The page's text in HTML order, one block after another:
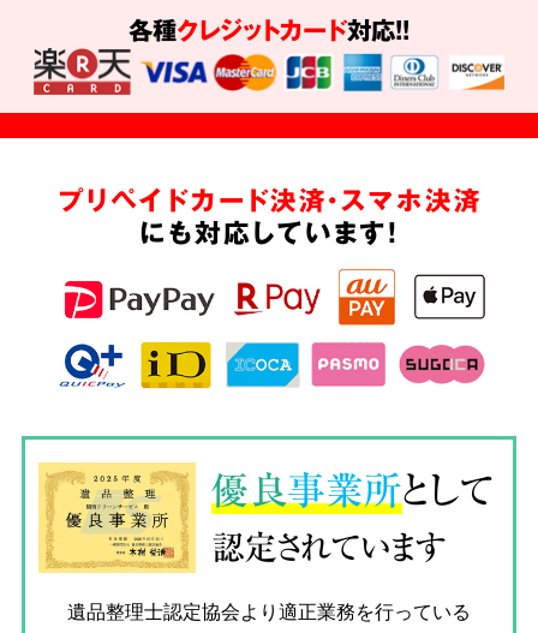
各種クレジットカード対応!!
プリペイドカード決済・スマホ決済
にも対応しています!
優良事業所として
認定されています
遺品整理士認定協会より適正業務を行っている